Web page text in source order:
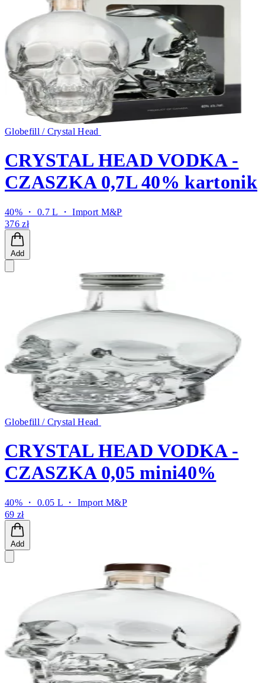
Globefill / Crystal Head
CRYSTAL HEAD VODKA -
CZASZKA 0,7L 40% kartonik
40% ・ 0.7 L ・Import M&P
376 zł
Add
Globefill / Crystal Head
CRYSTAL HEAD VODKA -
CZASZKA 0,05 mini40%
40% ・ 0.05 L ・ Import M&P
69 zł
Add